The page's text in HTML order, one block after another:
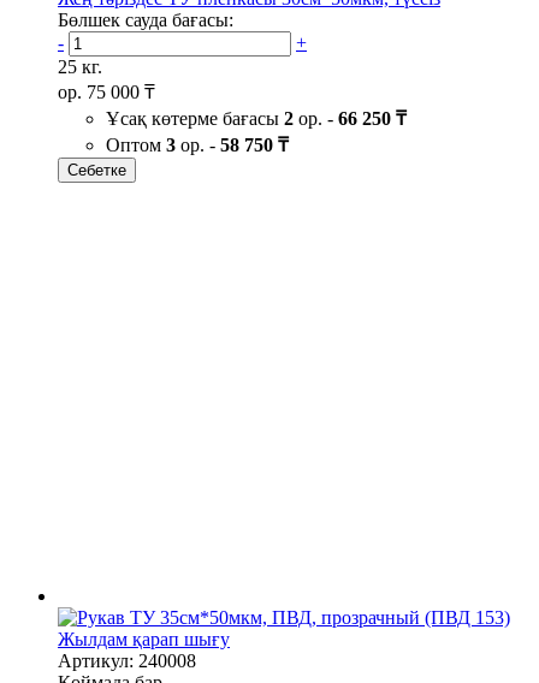
Бөлшек сауда бағасы:
-
+
25 кг.
ор. 75 000 ₸
Ұсақ көтерме бағасы 2 ор. - 66 250 ₸
Оптом 3 ор. - 58 750 ₸
Себетке
Жылдам қарап шығу
Артикул: 240008